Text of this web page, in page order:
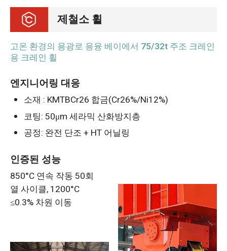
제철소 휠
고온 환경의 용광로 용융 베이에서 75/32t 주조 크레인
용 크레인 휠
엔지니어링 대응
소재 : KMTBCr26 합금(Cr26%/Ni12%)
코팅: 50μm 세라믹 산화방지층
공정: 완전 단조 + HT 어닐링
인증된 성능
850°C 연속 작동 50회
열 사이클, 1200°C
≤0.3% 차원 이동